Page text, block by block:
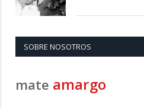
SOBRE NOSOTROS
mate amargo